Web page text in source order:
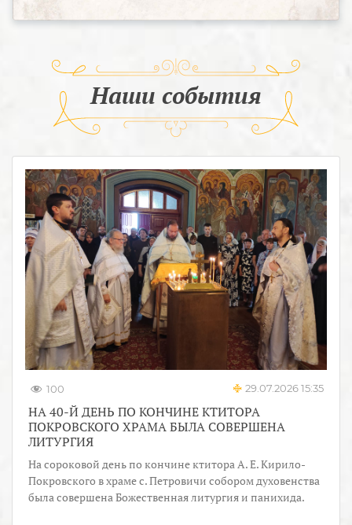
Наши события
100 29.07.2026 15:35
НА 40-Й ДЕНЬ ПО КОНЧИНЕ КТИТОРА
ПОКРОВСКОГО ХРАМА БЫЛА СОВЕРШЕНА
ЛИТУРГИЯ
На сороковой день по кончине ктитора А. Е. Кирило-
Покровского в храме с. Петровичи собором духовенства
была совершена Божественная литургия и панихида.